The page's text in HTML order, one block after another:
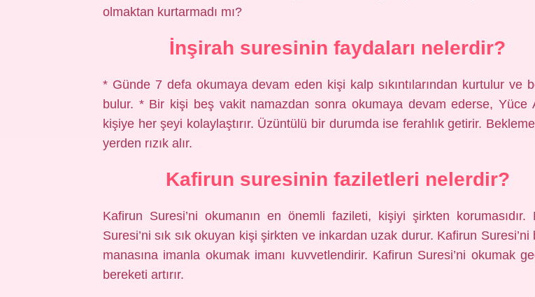
olmaktan kurtarmadı mı?
İnşirah suresinin faydaları nelerdir?
* Günde 7 defa okumaya devam eden kişi kalp sıkıntılarından kurtulur ve
bulur. * Bir kişi beş vakit namazdan sonra okumaya devam ederse, Yüce
kişiye her şeyi kolaylaştırır. Üzüntülü bir durumda ise ferahlık getirir.
yerden rızık alır.
Kafirun suresinin faziletleri nelerdir?
Kafirun Suresi’ni okumanın en önemli fazileti, kişiyi şirkten korumasıdır.
Suresi’ni sık sık okuyan kişi şirkten ve inkardan uzak durur. Kafirun Suresi’ni
manasına imanla okumak imanı kuvvetlendirir. Kafirun Suresi’ni okumak
bereketi artırır.